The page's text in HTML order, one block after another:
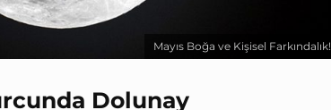
Mayıs Boğa ve Kişisel Farkındalık!
Dolunay